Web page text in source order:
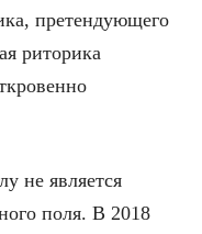
претендующего
риторика
не является
поля. В 2018